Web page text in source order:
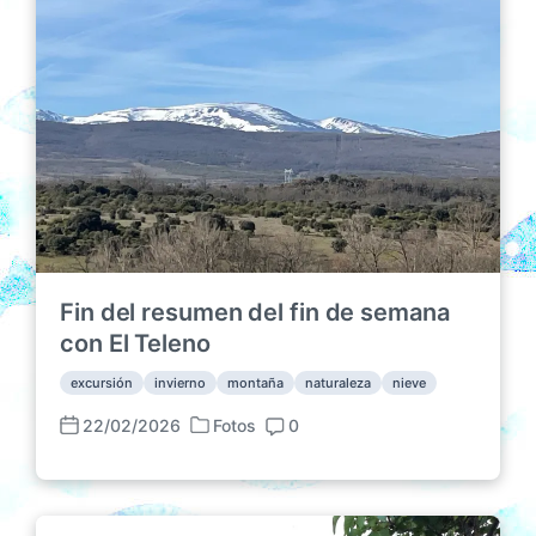
a
c
i
ó
n
Fin del resumen del fin de semana
con El Teleno
excursión invierno montaña naturaleza nieve
F
c
22/02/2026
P
b
Fotos
C
m
0